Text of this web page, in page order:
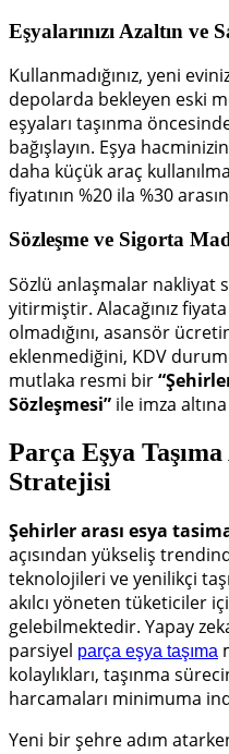
Eşyalarınızı Azaltın ve
Kullanmadığınız, yeni
depolarda bekleyen eski
eşyaları taşınma
bağışlayın. Eşya
daha küçük araç
fiyatının %20 ila %30
Sözleşme ve Sigorta
Sözlü anlaşmalar nakliyat
yitirmiştir. Alacağınız
olmadığını, asansör
eklenmediğini, KDV
mutlaka resmi bir
Sözleşmesi” ile imza altına
Parça Eşya Taşıma
Stratejisi
Şehirler arası esya
açısından yükseliş
teknolojileri ve yenilikçi
akılcı yöneten tüketiciler
gelebilmektedir. Yapay
parsiyel parça eşya taşıma
kolaylıkları, taşınma
harcamaları minimuma
Yeni bir şehre adım